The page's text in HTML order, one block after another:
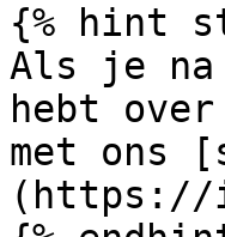
{% hint
Als je
hebt
met ons
(https://